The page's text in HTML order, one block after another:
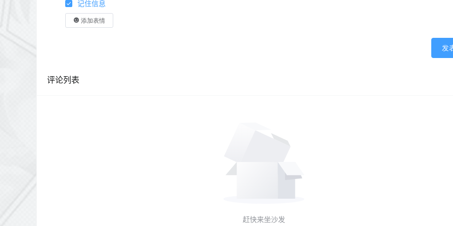
记住信息
添加表情
发
评论列表
赶快来坐沙发